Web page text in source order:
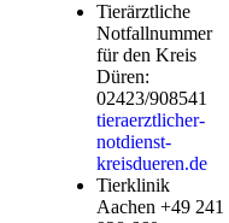
Tierärztliche
Notfallnummer
für den Kreis
Düren:
02423/908541
tieraerztlicher-
notdienst-
kreisdueren.de
Tierklinik
Aachen +49 241